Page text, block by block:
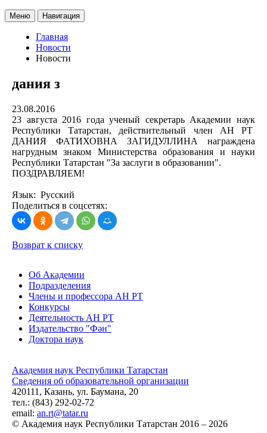
Меню Навигация
Главная
Новости
Новости
дания з
23.08.2016
23 августа 2016 года ученый секретарь Академии наук
Республики Татарстан, действительный член АН РТ
ДАНИЯ ФАТИХОВНА ЗАГИДУЛЛИНА награждена
нагрудным знаком Министерства образования и науки
Республики Татарстан "За заслуги в образовании".
ПОЗДРАВЛЯЕМ!
Язык: Русский
Поделиться в соцсетях:
Возврат к списку
Об Академии
Подразделения
Члены и профессора АН РТ
Конкурсы
Деятельность АН РТ
Издательство "Фән"
Доктора наук
Академия наук Республики Татарстан
Сведения об образовательной организации
420111, Казань, ул. Баумана, 20
тел.: (843) 292-02-72
email: an.rt@tatar.ru
© Академия наук Республики Татарстан 2016 – 2026